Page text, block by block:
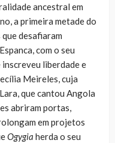
ancestral em
a primeira metade do
desafiaram
com o seu
liberdade e
Meireles, cuja
que cantou Angola
abriram portas,
em projetos
Ogygia herda o seu